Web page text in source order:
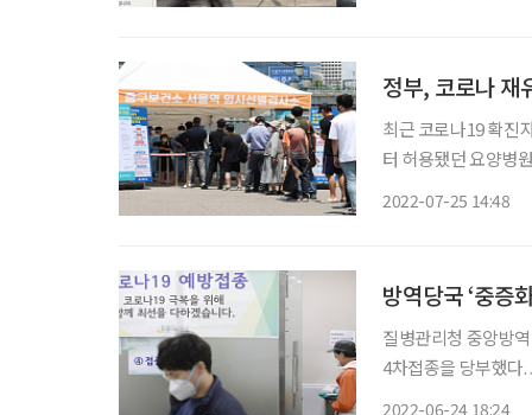
정부, 코로나 재
최근 코로나19 확진
터 허용됐던 요양병
2022-07-25 14:48
방역당국 ‘중증
질병관리청 중앙방
4차접종을 당부했다
2022-06-24 18:24